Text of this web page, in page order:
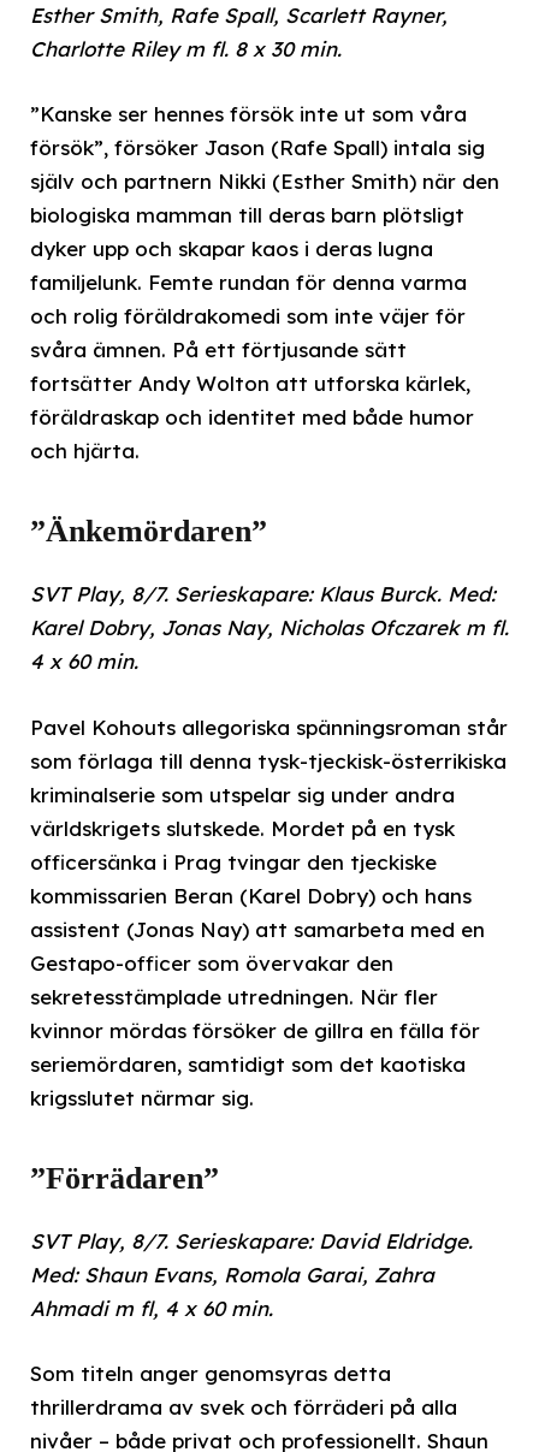
Esther Smith, Rafe Spall, Scarlett Rayner,
Charlotte Riley m fl. 8 x 30 min.
”Kanske ser hennes försök inte ut som våra
försök”, försöker Jason (Rafe Spall) intala sig
själv och partnern Nikki (Esther Smith) när den
biologiska mamman till deras barn plötsligt
dyker upp och skapar kaos i deras lugna
familjelunk. Femte rundan för denna varma
och rolig föräldrakomedi som inte väjer för
svåra ämnen. På ett förtjusande sätt
fortsätter Andy Wolton att utforska kärlek,
föräldraskap och identitet med både humor
och hjärta.
”Änkemördaren”
SVT Play, 8/7. Serieskapare: Klaus Burck. Med:
Karel Dobry, Jonas Nay, Nicholas Ofczarek m fl.
4 x 60 min.
Pavel Kohouts allegoriska spänningsroman står
som förlaga till denna tysk-tjeckisk-österrikiska
kriminalserie som utspelar sig under andra
världskrigets slutskede. Mordet på en tysk
officersänka i Prag tvingar den tjeckiske
kommissarien Beran (Karel Dobry) och hans
assistent (Jonas Nay) att samarbeta med en
Gestapo-officer som övervakar den
sekretesstämplade utredningen. När fler
kvinnor mördas försöker de gillra en fälla för
seriemördaren, samtidigt som det kaotiska
krigsslutet närmar sig.
”Förrädaren”
SVT Play, 8/7. Serieskapare: David Eldridge.
Med: Shaun Evans, Romola Garai, Zahra
Ahmadi m fl, 4 x 60 min.
Som titeln anger genomsyras detta
thrillerdrama av svek och förräderi på alla
nivåer – både privat och professionellt. Shaun